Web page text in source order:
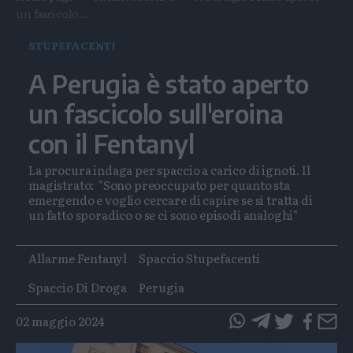
un fascicolo...
STUPEFACENTI
A Perugia è stato aperto
un fascicolo sull'eroina
con il Fentanyl
La procura indaga per spaccio a carico di ignoti. Il
magistrato: "Sono preoccupato per quanto sta
emergendo e voglio cercare di capire se si tratta di
un fatto sporadico o se ci sono episodi analoghi"
Tags
Allarme Fentanyl
Spaccio Stupefacenti
Spaccio Di Droga
Perugia
02 maggio 2024
questoquesto